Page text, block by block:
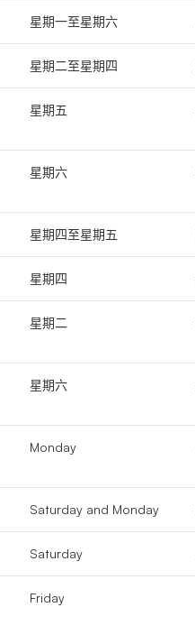
星期一至星期六
星期二至星期四
星期五
星期六
星期四至星期五
星期四
星期二
星期六
Monday
Saturday and Monday
Saturday
Friday